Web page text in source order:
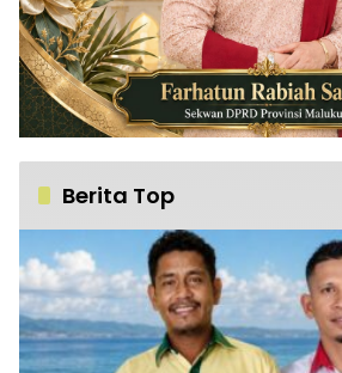
Berita Top